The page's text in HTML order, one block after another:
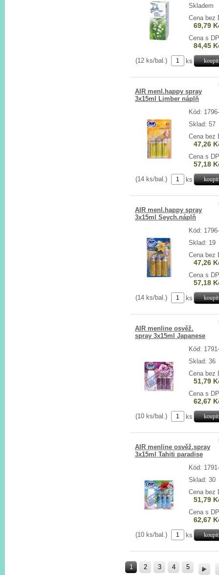
Skladem
Cena bez
69,79
Cena s
84,45
(12 ks/bal.) ks
AIR menl.happy spray
3x15ml Limber náplň
Kód:
Sklad: 57
Cena bez
47,26
Cena s
57,18
(14 ks/bal.) ks
AIR menl.happy spray
3x15ml Seych.náplň
Kód:
Sklad: 19
Cena bez
47,26
Cena s
57,18
(14 ks/bal.) ks
AIR menline osvěž.
spray 3x15ml Japanese
Kód:
Sklad: 36
Cena bez
51,79
Cena s
62,67
(10 ks/bal.) ks
AIR menline osvěž.spray
3x15ml Tahiti paradise
Kód:
Sklad: 30
Cena bez
51,79
Cena s
62,67
(10 ks/bal.) ks
1 2 3 4 5